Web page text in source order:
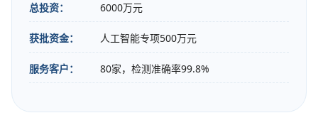
总投资： 6000万元
获批资金： 人工智能专项500万元
服务客户： 80家，检测准确率99.8%